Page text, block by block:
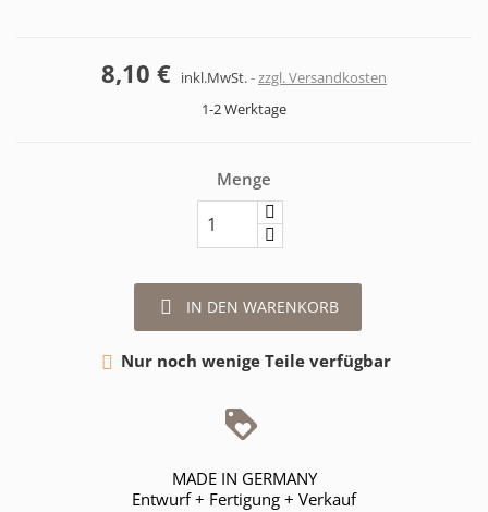
8,10 € inkl.MwSt. zzgl. Versandkosten
1-2 Werktage
Menge
 IN DEN WARENKORB
 Nur noch wenige Teile verfügbar
MADE IN GERMANY
Entwurf + Fertigung + Verkauf